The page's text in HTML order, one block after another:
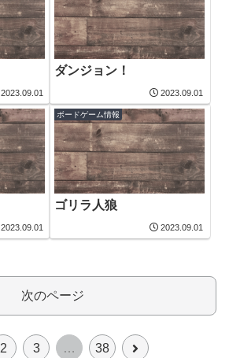
2023.09.01
ダンジョン！
2023.09.01
2023.09.01
ボードゲーム情報
ゴリラ人狼
2023.09.01
次のページ
2 3 … 38 次